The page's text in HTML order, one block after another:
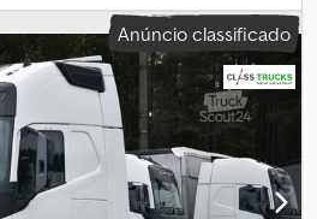
Especificações: - Ano do modelo:
UE - Quilometragem: aprox. 1.015.000
(ver fotos) - Pneus de verão incluídos
- Câmera de ré - A pintura
automática - Ar-
no sistema de estacionamento
nas arruelas - Disponível
Volvo 9700H de 2005 com 54
de verão e inverno. Atualmente, o
Anúncio classificado